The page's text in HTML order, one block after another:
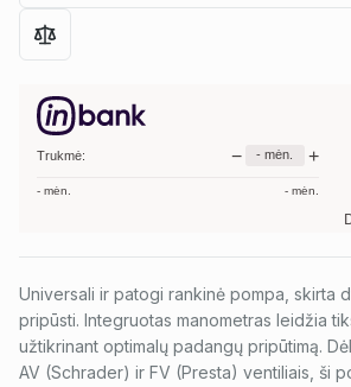
Trukmė: − - mėn. +
- mėn. -mėn.
Universali ir patogi rankinė pompa, skirta
pripūsti. Integruotas manometras leidžia
užtikrinant optimalų padangų pripūtimą.
AV (Schrader) ir FV (Presta) ventiliais, ši